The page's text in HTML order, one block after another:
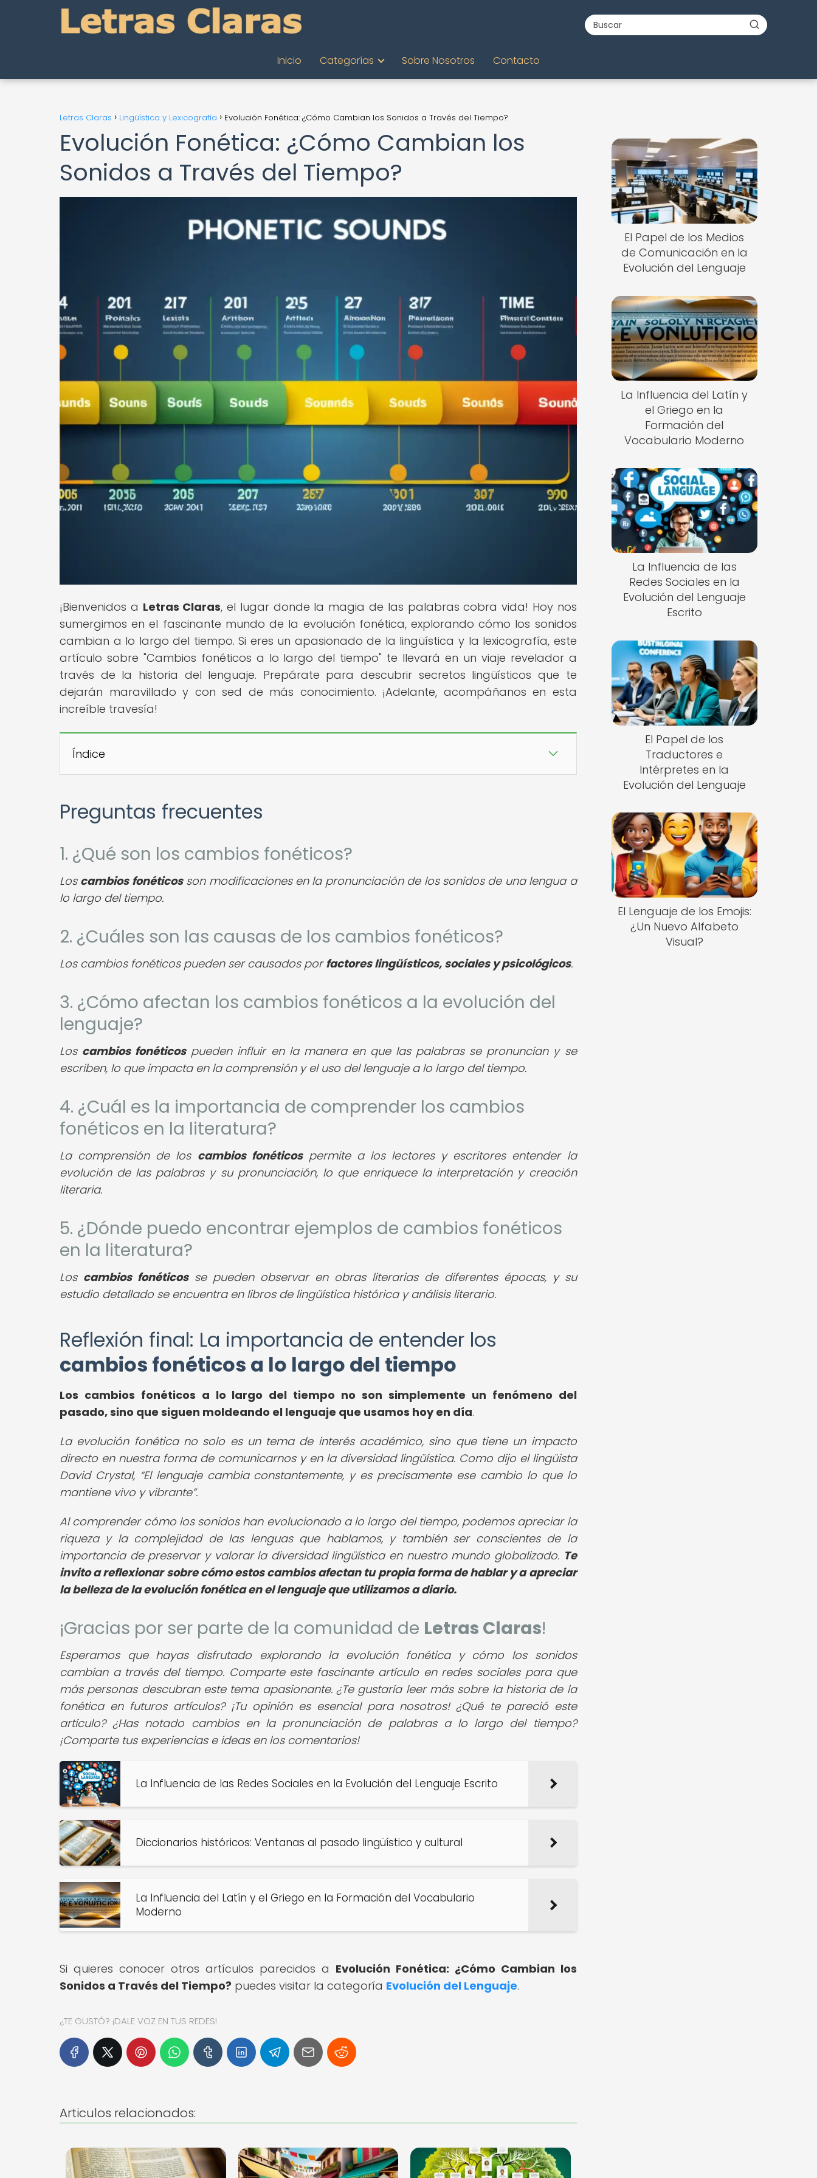
Inicio Categorías Sobre Nosotros Contacto
Letras Claras Lingüística y Lexicografía Evolución Fonética: ¿Cómo Cambian los Sonidos a Través del Tiempo?
Evolución Fonética: ¿Cómo Cambian los
Sonidos a Través del Tiempo?
¡Bienvenidos a Letras Claras, el lugar donde la magia de las palabras cobra vida! Hoy nos
sumergimos en el fascinante mundo de la evolución fonética, explorando cómo los sonidos
cambian a lo largo del tiempo. Si eres un apasionado de la lingüística y la lexicografía, este
artículo sobre "Cambios fonéticos a lo largo del tiempo" te llevará en un viaje revelador a
través de la historia del lenguaje. Prepárate para descubrir secretos lingüísticos que te
dejarán maravillado y con sed de más conocimiento. ¡Adelante, acompáñanos en esta
increíble travesía!
Índice
Preguntas frecuentes
1. ¿Qué son los cambios fonéticos?
Los cambios fonéticosson modificaciones en la pronunciación de los sonidos de una lengua a
lo largo del tiempo.
2. ¿Cuáles son las causas de los cambios fonéticos?
Los cambios fonéticos pueden ser causados porfactores lingüísticos, sociales y psicológicos.
3. ¿Cómo afectan los cambios fonéticos a la evolución del
lenguaje?
Los cambios fonéticospueden influir en la manera en que las palabras se pronuncian y se
escriben, lo que impacta en la comprensión y el uso del lenguaje a lo largo del tiempo.
4. ¿Cuál es la importancia de comprender los cambios
fonéticos en la literatura?
La comprensión de los cambios fonéticospermite a los lectores y escritores entender la
evolución de las palabras y su pronunciación, lo que enriquece la interpretación y creación
literaria.
5. ¿Dónde puedo encontrar ejemplos de cambios fonéticos
en la literatura?
Los cambios fonéticosse pueden observar en obras literarias de diferentes épocas, y su
estudio detallado se encuentra en libros de lingüística histórica y análisis literario.
Reflexión final: La importancia de entender los
cambios fonéticos a lo largo del tiempo
Los cambios fonéticos a lo largo del tiempo no son simplemente un fenómeno del
pasado, sino que siguen moldeando el lenguaje que usamos hoy en día.
La evolución fonética no solo es un tema de interés académico, sino que tiene un impacto
directo en nuestra forma de comunicarnos y en la diversidad lingüística. Como dijo el lingüista
David Crystal, El lenguaje cambia constantemente, y es precisamente ese cambio lo que lo
mantiene vivo y vibrante .
Al comprender cómo los sonidos han evolucionado a lo largo del tiempo, podemos apreciar la
riqueza y la complejidad de las lenguas que hablamos, y también ser conscientes de la
importancia de preservar y valorar la diversidad lingüística en nuestro mundo globalizado. Te
invito a reflexionar sobre cómo estos cambios afectan tu propia forma de hablar y a apreciar
la belleza de la evolución fonética en el lenguaje que utilizamos a diario.
¡Gracias por ser parte de la comunidad de Letras Claras!
Esperamos que hayas disfrutado explorando la evolución fonética y cómo los sonidos
cambian a través del tiempo. Comparte este fascinante artículo en redes sociales para que
más personas descubran este tema apasionante. ¿Te gustaría leer más sobre la historia de la
fonética en futuros artículos? ¡Tu opinión es esencial para nosotros! ¿Qué te pareció este
artículo? ¿Has notado cambios en la pronunciación de palabras a lo largo del tiempo?
¡Comparte tus experiencias e ideas en los comentarios!
La Influencia de las Redes Sociales en la Evolución del Lenguaje Escrito
Diccionarios históricos: Ventanas al pasado lingüístico y cultural
La Influencia del Latín y el Griego en la Formación del Vocabulario
Moderno
Si quieres conocer otros artículos parecidos a Evolución Fonética: ¿Cómo Cambian los
Sonidos a Través del Tiempo? puedes visitar la categoría Evolución del Lenguaje.
¿TE GUSTÓ? ¡DALE VOZ EN TUS REDES!
Articulos relacionados:
El Papel de los Medios
de Comunicación en la
Evolución del Lenguaje
La Influencia del Latín y
el Griego en la
Formación del
Vocabulario Moderno
La Influencia de las
Redes Sociales en la
Evolución del Lenguaje
Escrito
El Papel de los
Traductores e
Intérpretes en la
Evolución del Lenguaje
El Lenguaje de los Emojis:
¿Un Nuevo Alfabeto
Visual?